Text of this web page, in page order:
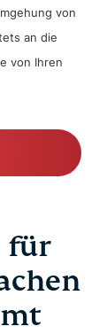
von
an die
von Ihren
für